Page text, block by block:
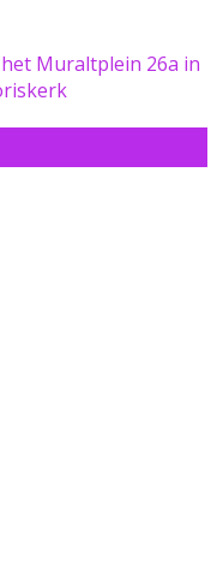
Muraltplein 26a in